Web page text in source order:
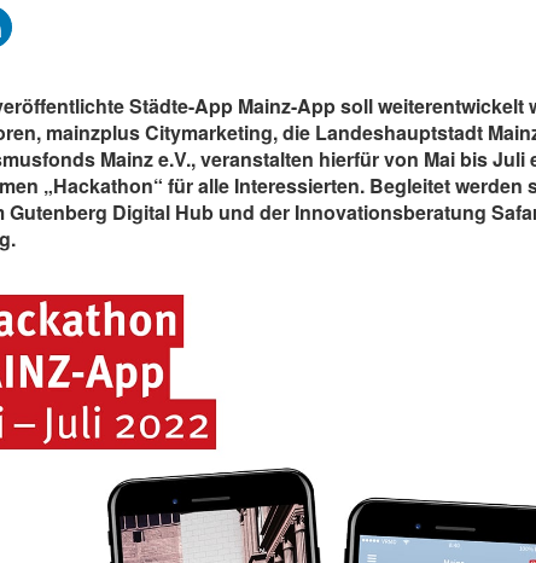
Städte-App Mainz-App soll weiterentwickelt
mainzplus Citymarketing, die Landeshauptstadt
Mainz e.V.,veranstalten hierfür von Mai bis Juli
„Hackathon“ für alle Interessierten. Begleitet werden
Gutenberg Digital Hub und der Innovationsberatung